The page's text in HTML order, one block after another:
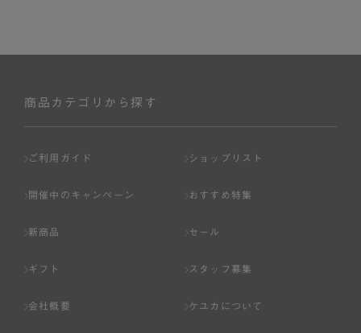
商品カテゴリから探す
ご利用ガイド ショップリスト
開催中のキャンペーン おすすめ特集
新商品 セール
ギフト スタッフ募集
会社概要 ケユカについて